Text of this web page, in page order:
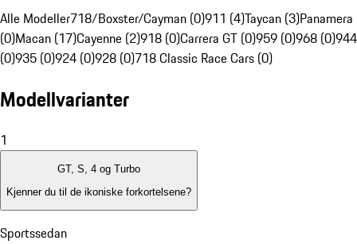
Alle Modeller718/Boxster/Cayman (0)911 (4)Taycan (3)Panamera
(0)Macan (17)Cayenne (2)918 (0)Carrera GT (0)959 (0)968 (0)944
(0)935 (0)924 (0)928 (0)718 Classic Race Cars (0)
Modellvarianter
1
GT, S, 4 og Turbo
Kjenner du til de ikoniske forkortelsene?
Sportssedan